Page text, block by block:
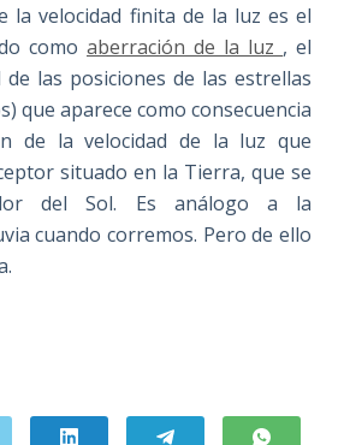
la velocidad finita de la luz es el
como aberración de la luz , el
de las posiciones de las estrellas
que aparece como consecuencia
de la velocidad de la luz que
situado en la Tierra, que se
del Sol. Es análogo a la
cuando corremos. Pero de ello